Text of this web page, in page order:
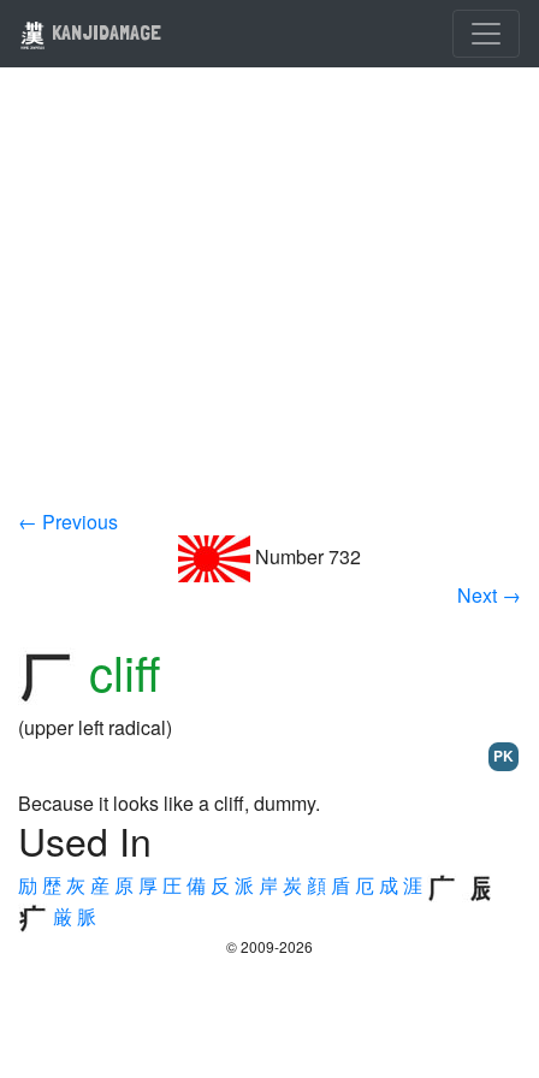
KANJIDAMAGE
← Previous
Number 732
Next →
cliff
(upper left radical)
PK
Because it looks like a cliff, dummy.
Used In
励 歴灰 産 原 厚 圧備 反 派 岸 炭 顔 盾 厄 成涯
厳 脈
© 2009-2026